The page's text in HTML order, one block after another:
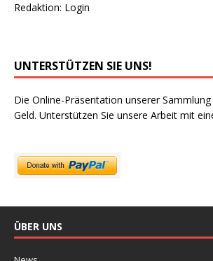
Redaktion: Login
UNTERSTÜTZEN SIE UNS!
Die Online-Präsentation unserer
Geld. Unterstützen Sie unsere Arbeit mit
ÜBER UNS